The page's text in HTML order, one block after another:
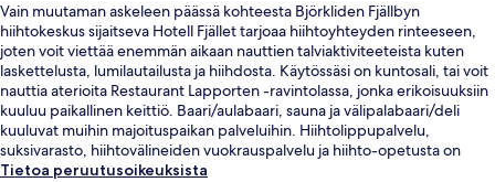
Vain muutaman askeleen päässä kohteesta Björkliden Fjällbyn
hiihtokeskus sijaitseva Hotell Fjället tarjoaa hiihtoyhteyden rinteeseen,
joten voit viettää enemmän aikaan nauttien talviaktiviteeteista kuten
laskettelusta, lumilautailusta ja hiihdosta. Käytössäsi on kuntosali, tai voit
nauttia aterioita Restaurant Lapporten -ravintolassa, jonka erikoisuuksiin
kuuluu paikallinen keittiö. Baari/aulabaari, sauna ja välipalabaari/deli
kuuluvat muihin majoituspaikan palveluihin. Hiihtolippupalvelu,
suksivarasto, hiihtovälineiden vuokrauspalvelu ja hiihto-opetusta on
myös saatavilla.
Tietoa peruutusoikeuksista